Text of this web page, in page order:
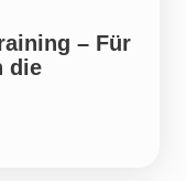
– Für
die